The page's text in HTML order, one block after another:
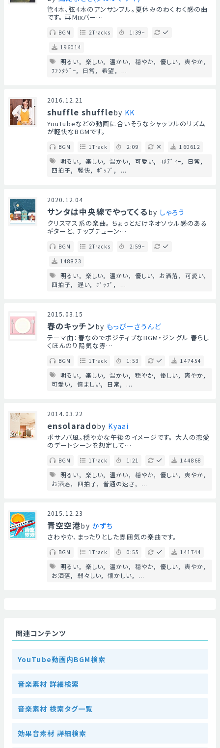
管4本、弦4本のアンサンブル。夏休みのわくわく感の曲
です。 再Mixバー…
BGM 2Tracks
1:39~
196014
明るい 楽しい 温かい 穏やか 優しい
爽やか
ﾌｧﾝﾀｼﾞｰ
日常 希望 ...
2016.12.21
shuffle shuffleby KK
YouTubeなどの動画に合いそうなシャッフルのリズム
が軽快なBGMです。
BGM 1Track 2:09 160612
明るい 楽しい 温かい 可愛い ｺﾒﾃﾞｨｰ
日常
四拍子
軽快 ﾎﾟｯﾌﾟ ...
2020.12.04
サンタは中央線でやってくる by しゃろう
クリスマス系の楽曲。 ちょっとだけネオソウル感のある
ギターと、チップチューン…
BGM 2Tracks
2:59~
148823
明るい 楽しい 温かい 優しい お洒落
可愛い
四拍子
遅い ﾎﾟｯﾌﾟ ...
2015.03.15
春のキッチンby もっぴーさうんど
テーマ曲：春なのでポジティブなBGM・ジングル 春らし
くほんのり陽気な雰…
BGM 1Track 1:53 147454
明るい 楽しい 温かい 穏やか 優しい
爽やか
可愛い
慎ましい 日常 ...
2014.03.22
ensolaradoby Kyaai
ボサノバ風。穏やかな午後のイメージです。 大人の恋愛
のデートシーンを想定して…
BGM 1Track 1:21 144868
明るい 楽しい 温かい 穏やか 優しい
爽やか
お洒落
四拍子 普通の速さ ...
2015.12.23
青空空港by かずち
さわやか、まったりとした雰囲気の楽曲です。
BGM 1Track 0:55 141744
明るい 楽しい 温かい 穏やか 優しい
爽やか
お洒落
弱々しい 懐かしい ...
関連コンテンツ
YouTube動画内BGM検索
音楽素材 詳細検索
音楽素材 検索タグ一覧
効果音素材 詳細検索